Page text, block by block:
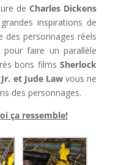
deCharles Dickens
inspirations de
des personnages réels
faire un parallèle
bons filmsSherlock
et Jude Lawvous ne
des personnages.
ça ressemble!